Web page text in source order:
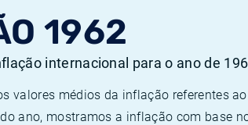
1962
internacional para o ano de
valores médios da inflação referentes
ano, mostramos a inflação com base